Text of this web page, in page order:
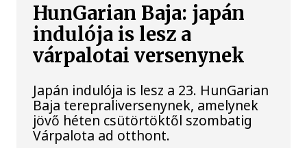
HunGarian Baja: japán
indulója is lesz a
várpalotai versenynek
Japán indulója is lesz a 23. HunGarian
Baja terepraliversenynek, amelynek
jövő héten csütörtöktől szombatig
Várpalota ad otthont.